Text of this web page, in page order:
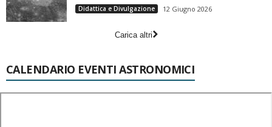
Didattica e Divulgazione 12 Giugno 2026
Carica altri
CALENDARIO EVENTI ASTRONOMICI